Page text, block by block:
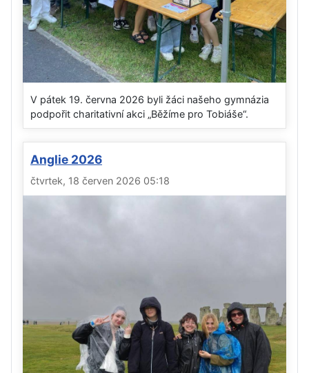
V pátek 19. června 2026 byli žáci našeho gymnázia
podpořit charitativní akci „Běžíme pro Tobiáše“.
Anglie 2026
čtvrtek, 18 červen 2026 05:18